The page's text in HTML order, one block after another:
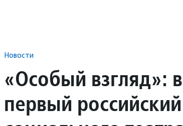
Новости
«Особый взгляд»:
первый